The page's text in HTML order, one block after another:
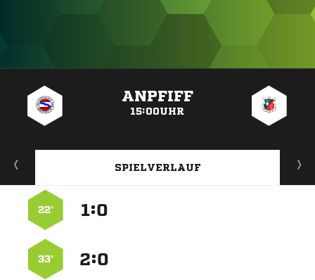
ANPFIFF
15:00UHR
SPIELVERLAUF
:
22’
:
33’